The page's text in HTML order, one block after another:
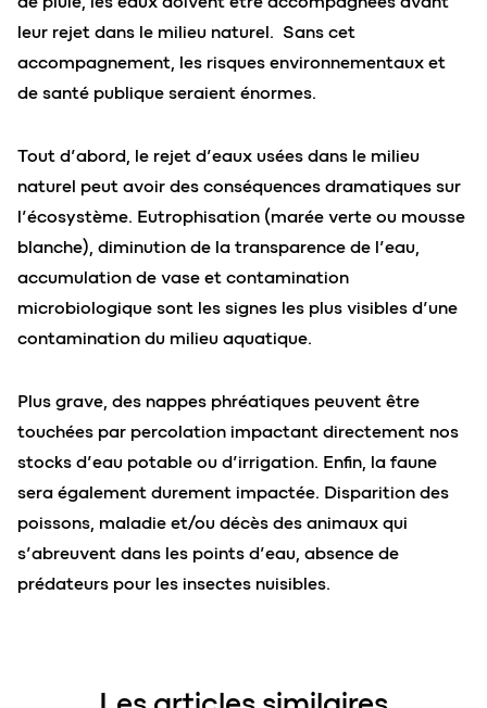
leur rejet dans le milieu naturel. Sans cet
accompagnement, les risques environnementaux et
de santé publique seraient énormes.
Tout d’abord, le rejet d’eaux usées dans le milieu
naturel peut avoir des conséquences dramatiques sur
l’écosystème. Eutrophisation (marée verte ou mousse
blanche), diminution de la transparence de l’eau,
accumulation de vase et contamination
microbiologique sont les signes les plus visibles d’une
contamination du milieu aquatique.
Plus grave, des nappes phréatiques peuvent être
touchées par percolation impactant directement nos
stocks d’eau potable ou d’irrigation. Enfin, la faune
sera également durement impactée. Disparition des
poissons, maladie et/ou décès des animaux qui
s’abreuvent dans les points d’eau, absence de
prédateurs pour les insectes nuisibles.